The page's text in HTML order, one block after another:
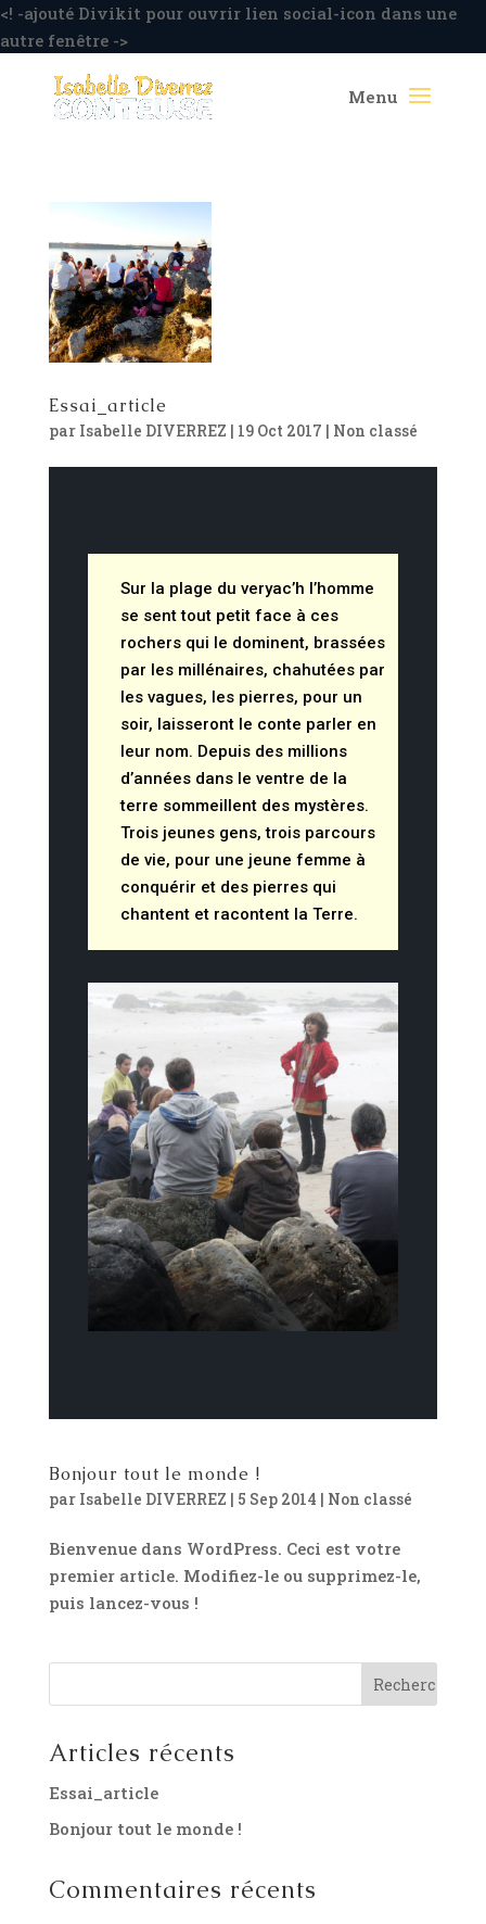
<! -ajouté Divikit pour ouvrir lien social-icon dans une
autre fenêtre ->
Essai_article
par Isabelle DIVERREZ | 19 Oct 2017 | Non classé
Sur la plage du veryac’h l’homme
se sent tout petit face à ces
rochers qui le dominent, brassées
par les millénaires, chahutées par
les vagues, les pierres, pour un
soir, laisseront le conte parler en
leur nom. Depuis des millions
d’années dans le ventre de la
terre sommeillent des mystères.
Trois jeunes gens, trois parcours
de vie, pour une jeune femme à
conquérir et des pierres qui
chantent et racontent la Terre.
Bonjour tout le monde !
par Isabelle DIVERREZ | 5 Sep 2014 | Non classé
Bienvenue dans WordPress. Ceci est votre
premier article. Modifiez-le ou supprimez-le,
puis lancez-vous !
Articles récents
Essai_article
Bonjour tout le monde !
Commentaires récents